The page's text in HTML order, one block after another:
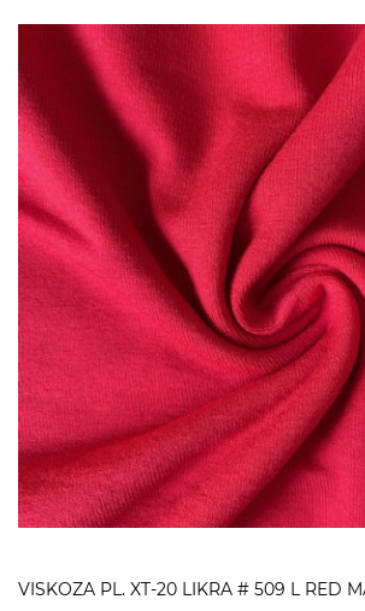
VISKOZA PL. XT-20 LIKRA # 509 L RED